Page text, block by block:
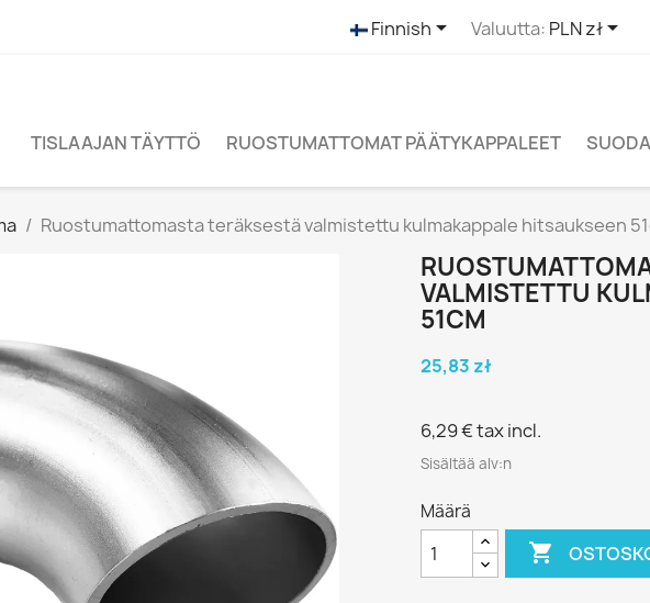
Finnish Valuutta: PLN zł
TISLAAJAN TÄYTTÖ RUOSTUMATTOMAT PÄÄTYKAPPALEET
Ruostumattomasta teräksestä valmistettu kulmakappale hitsaukseen
VALMISTETTU
51CM
25,83 zł
6,29 €tax incl.
Sisältää alv:n
Määrä
